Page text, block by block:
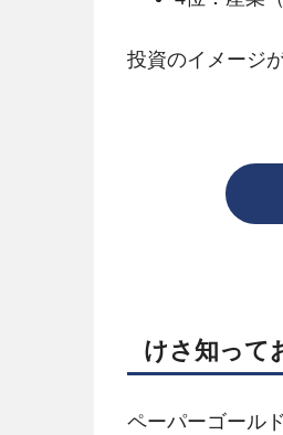
投資のイメージ
けさ知って
ペーパーゴール